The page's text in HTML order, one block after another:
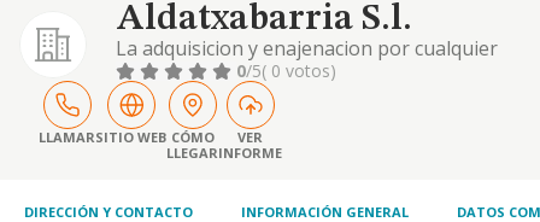
Aldatxabarria S.l.
La adquisicion y enajenacion por cualquier
titulo, de fincas rusticas y urbanas, ya sean
tierras, solares, edificios, y la tenencia,
explotacion y arrendamiento, ya sea activo o
pasivo de tales bienes y su venta total o
0/5( 0 votos)
LLAMARSITIO WEB CÓMO
LLEGAR
VER
INFORME
DIRECCIÓN Y CONTACTO INFORMACIÓN GENERAL DATOS